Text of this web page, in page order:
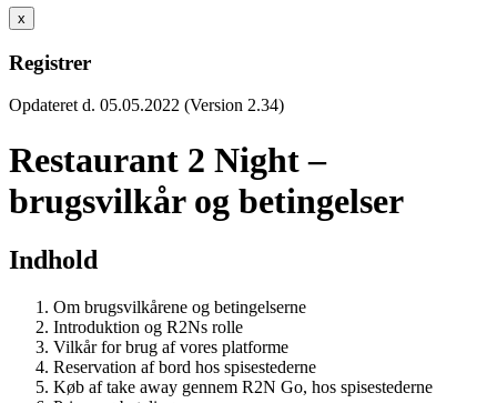
x
Registrer
Opdateret d. 05.05.2022 (Version 2.34)
Restaurant 2 Night –
brugsvilkår og betingelser
Indhold
Om brugsvilkårene og betingelserne
Introduktion og R2Ns rolle
Vilkår for brug af vores platforme
Reservation af bord hos spisestederne
Køb af take away gennem R2N Go, hos spisestederne